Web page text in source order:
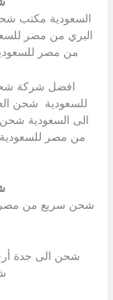
السعودية مكتب
البري من مصر
من مصر
افضل شركة
للسعودية شحن
الى السعودية
من مصر
شحن سريع من مصر
شحن الى جدة